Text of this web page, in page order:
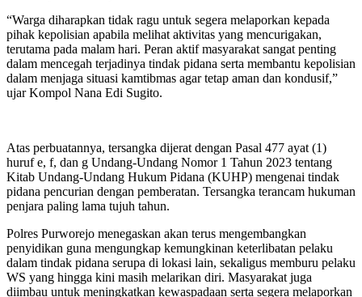
“Warga diharapkan tidak ragu untuk segera melaporkan kepada
pihak kepolisian apabila melihat aktivitas yang mencurigakan,
terutama pada malam hari. Peran aktif masyarakat sangat penting
dalam mencegah terjadinya tindak pidana serta membantu kepolisian
dalam menjaga situasi kamtibmas agar tetap aman dan kondusif,”
ujar Kompol Nana Edi Sugito.
Atas perbuatannya, tersangka dijerat dengan Pasal 477 ayat (1)
huruf e, f, dan g Undang-Undang Nomor 1 Tahun 2023 tentang
Kitab Undang-Undang Hukum Pidana (KUHP) mengenai tindak
pidana pencurian dengan pemberatan. Tersangka terancam hukuman
penjara paling lama tujuh tahun.
Polres Purworejo menegaskan akan terus mengembangkan
penyidikan guna mengungkap kemungkinan keterlibatan pelaku
dalam tindak pidana serupa di lokasi lain, sekaligus memburu pelaku
WS yang hingga kini masih melarikan diri. Masyarakat juga
diimbau untuk meningkatkan kewaspadaan serta segera melaporkan